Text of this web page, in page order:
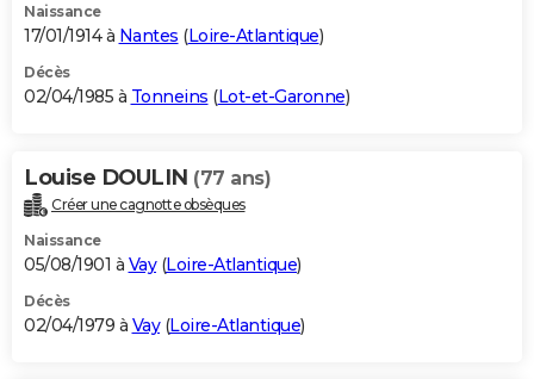
Naissance
17/01/1914 à Nantes (Loire-Atlantique)
Décès
02/04/1985 à Tonneins (Lot-et-Garonne)
Louise DOULIN (77 ans)
Créer une cagnotte obsèques
Naissance
05/08/1901 à Vay(Loire-Atlantique)
Décès
02/04/1979 à Vay(Loire-Atlantique)